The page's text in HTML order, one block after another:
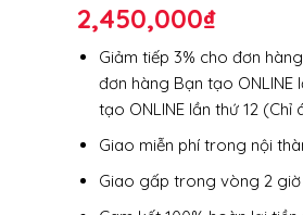
2,450,000₫
Giảm tiếp 3% cho đơn
đơn hàng Bạn tạo ONLINE
tạo ONLINE lần thứ 12 (Chỉ
Giao miễn phí trong nội
Giao gấp trong vòng 2 giờ